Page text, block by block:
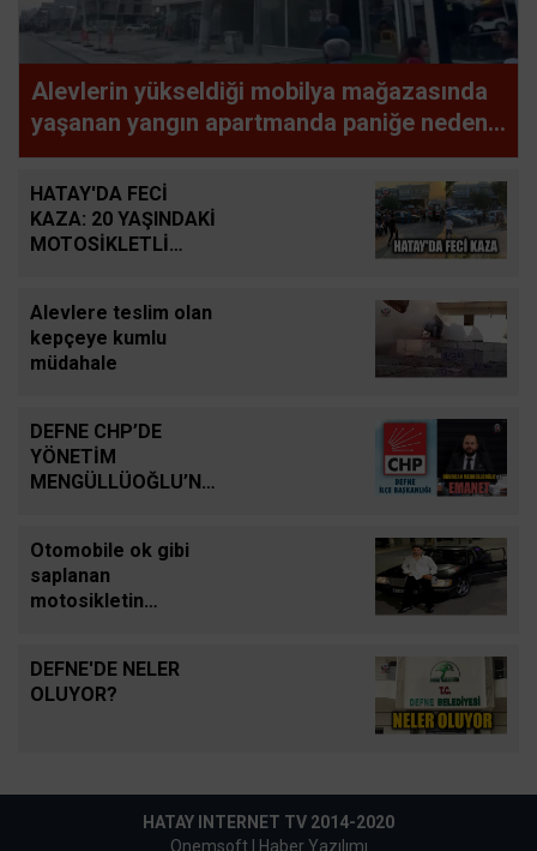
Alevlerin yükseldiği mobilya mağazasında
yaşanan yangın apartmanda paniğe neden
oldu
HATAY'DA FECİ
KAZA: 20 YAŞINDAKİ
MOTOSİKLETLİ
Alevlere teslim olan
kepçeye kumlu
müdahale
DEFNE CHP’DE
YÖNETİM
MENGÜLLÜOĞLU’NA
Otomobile ok gibi
saplanan
motosikletin
kalarak can verdiği
kaza kamerada
DEFNE'DE NELER
OLUYOR?
HATAY INTERNET TV 2014-2020
Onemsoft |
Haber Yazılımı